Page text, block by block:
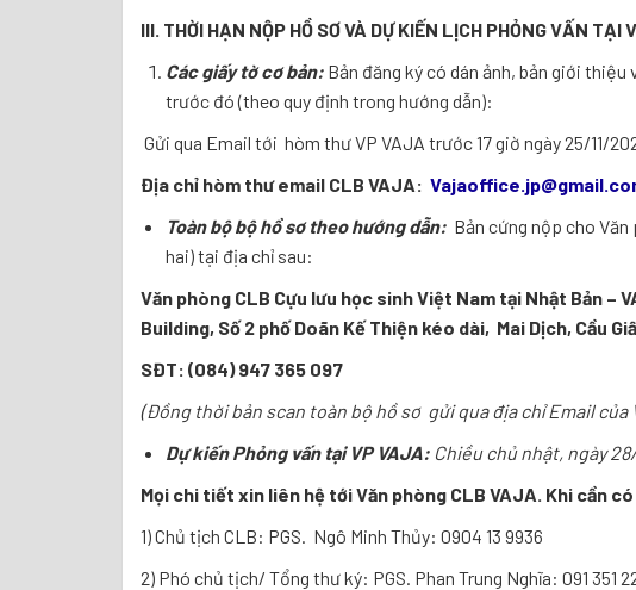
III. THỜI HẠN NỘP HỒ SƠ VÀ DỰ KIẾN LỊCH PHỎNG VẤN TẠI
Các giấy tờ cơ bản:Bản đăng ký có dán ảnh, bản giới
trước đó (theo quy định trong hướng dẫn):
Gửi qua Email tới hòm thư VP VAJA trước 17 giờ ngày 25/11/
Địa chỉ hòm thưemail CLB VAJA: Vaja
Toàn bộ bộ hồ sơ theo hướng dẫn:Bản cứng nộp cho Văn
hai) tại địa chỉ sau:
Văn phòng CLB Cựu lưu học sinh Việt Nam tại Nhật Bản –
Building, Số 2 phố Doãn Kế Thiện kéo dài, Mai Dịch, Cầu
SĐT: (084) 947 365 097
(Đồng thờibản scan toàn bộ hồ sơ gửi qua địa chỉ Email
Dự kiến Phỏng vấn tại VP VAJA:Chiều chủ nhật, ngày
Mọi chi tiết xin liên hệ tới Văn phòng CLB VAJA. Khi cần
1) Chủ tịch CLB: PGS. Ngô Minh Thủy: 0904 13 9936
2) Phó chủ tịch/ Tổng thư ký: PGS. Phan Trung Nghĩa: 091 351